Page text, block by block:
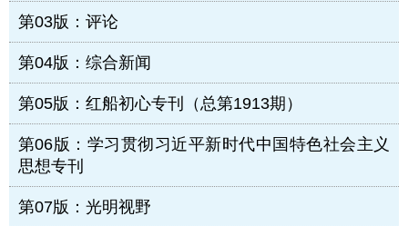
第03版：评论
第04版：综合新闻
第05版：红船初心专刊（总第1913期）
第06版：学习贯彻习近平新时代中国特色社会主义
思想专刊
第07版：光明视野